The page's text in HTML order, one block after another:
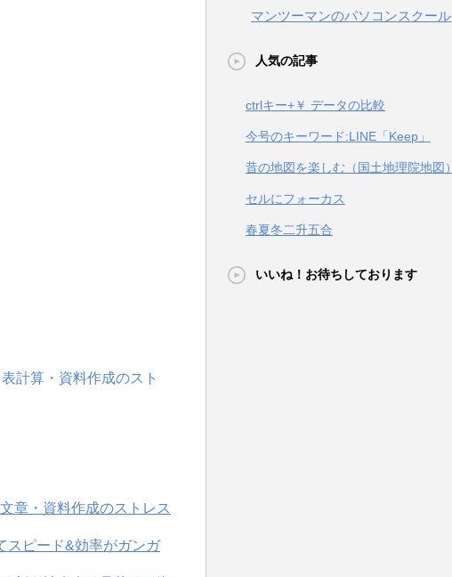
マンツーマンのパソコンスクール
人気の記事
ctrlキー+￥ データの比較
今号のキーワード:LINE「Keep」
昔の地図を楽しむ（国土地理院地図）
セルにフォーカス
春夏冬二升五合
いいね！お待ちしております